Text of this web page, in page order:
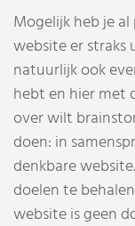
Mogelijk heb je
website er straks
natuurlijk ook
hebt en hier met
over wilt
doen: in
denkbare
doelen te
website is geen